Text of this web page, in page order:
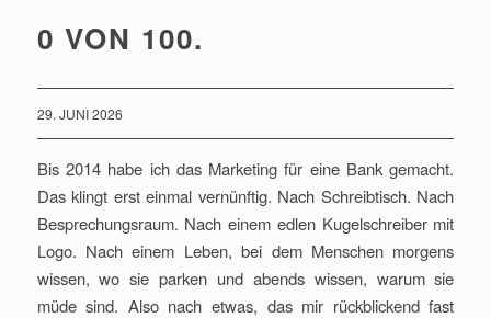
0 VON 100.
29. JUNI 2026
Bis 2014 habe ich das Marketing für eine Bank gemacht.
Das klingt erst einmal vernünftig. Nach Schreibtisch. Nach
Besprechungsraum. Nach einem edlen Kugelschreiber mit
Logo. Nach einem Leben, bei dem Menschen morgens
wissen, wo sie parken und abends wissen, warum sie
müde sind. Also nach etwas, das mir rückblickend fast